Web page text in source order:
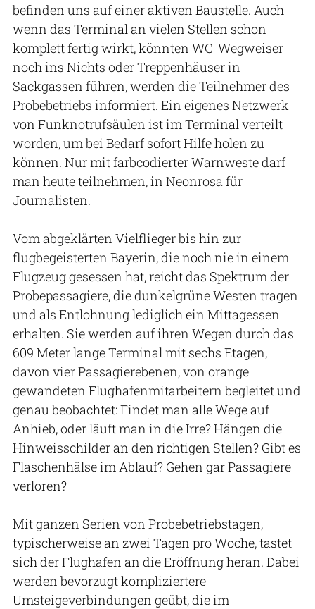
befinden uns auf einer aktiven Baustelle. Auch
wenn das Terminal an vielen Stellen schon
komplett fertig wirkt, könnten WC-Wegweiser
noch ins Nichts oder Treppenhäuser in
Sackgassen führen, werden die Teilnehmer des
Probebetriebs informiert. Ein eigenes Netzwerk
von Funknotrufsäulen ist im Terminal verteilt
worden, um bei Bedarf sofort Hilfe holen zu
können. Nur mit farbcodierter Warnweste darf
man heute teilnehmen, in Neonrosa für
Journalisten.
Vom abgeklärten Vielflieger bis hin zur
flugbegeisterten Bayerin, die noch nie in einem
Flugzeug gesessen hat, reicht das Spektrum der
Probepassagiere, die dunkelgrüne Westen tragen
und als Entlohnung lediglich ein Mittagessen
erhalten. Sie werden auf ihren Wegen durch das
609 Meter lange Terminal mit sechs Etagen,
davon vier Passagierebenen, von orange
gewandeten Flughafenmitarbeitern begleitet und
genau beobachtet: Findet man alle Wege auf
Anhieb, oder läuft man in die Irre? Hängen die
Hinweisschilder an den richtigen Stellen? Gibt es
Flaschenhälse im Ablauf? Gehen gar Passagiere
verloren?
Mit ganzen Serien von Probebetriebstagen,
typischerweise an zwei Tagen pro Woche, tastet
sich der Flughafen an die Eröffnung heran. Dabei
werden bevorzugt kompliziertere
Umsteigeverbindungen geübt, die im